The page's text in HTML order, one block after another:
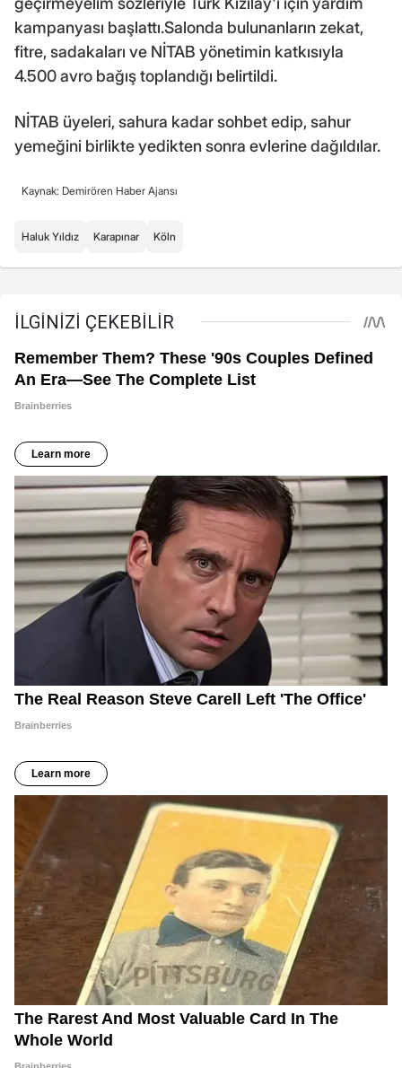
kampanyası başlattı.Salonda bulunanların zekat,
fitre, sadakaları ve NİTAB yönetimin katkısıyla
4.500 avro bağış toplandığı belirtildi.
NİTAB üyeleri, sahura kadar sohbet edip, sahur
yemeğini birlikte yedikten sonra evlerine dağıldılar.
Kaynak: Demirören Haber Ajansı
Haluk Yıldız Karapınar Köln